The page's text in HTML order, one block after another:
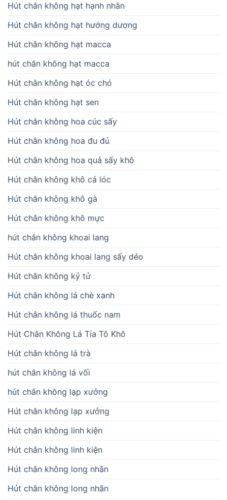
Hút chân không hạt hạnh nhân
Hút chân không hạt hướng dương
Hút chân không hạt macca
hút chân không hạt macca
Hút chân không hạt óc chó
Hút chân không hạt sen
Hút chân không hoa cúc sấy
Hút chân không hoa đu đủ
Hút chân không hoa quả sấy khô
Hút chân không khô cá lóc
Hút chân không khô gà
Hút chân không khô mực
hút chân không khoai lang
Hút chân không khoai lang sấy dẻo
Hút chân không kỷ tử
Hút chân không lá chè xanh
Hút chân không lá thuốc nam
Hút Chân Không Lá Tía Tô Khô
Hút chân không lá trà
hút chân không lá vối
hút chân không lạp xưởng
Hút chân không lạp xưởng
Hút chân không linh kiện
Hút chân không linh kiện
Hút chân không long nhãn
Hút chân không long nhãn